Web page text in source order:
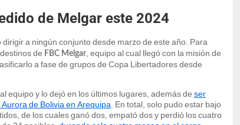
de Melgar este 2024
a ningún conjunto desde marzo de este año. Para
de FBC Melgar, equipo al cual llegó con la misión de
a fase de grupos de Copa Libertadores desde
equipo y lo dejó en los últimos lugares, además de ser
de Bolivia en Arequipa. En total, solo pudo estar bajo
de los cuales ganó dos, empató dos y perdió los cuatro